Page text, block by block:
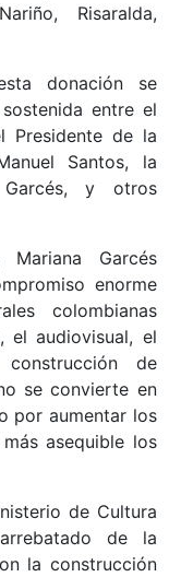
Risaralda,
donación se
entre el
Presidente de la
Santos, la
y otros
Garcés
enorme
colombianas
el audiovisual, el
de
se convierte en
por aumentar los
asequible los
de Cultura
de la
la construcción